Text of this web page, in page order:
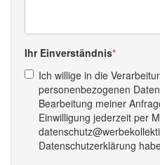
Ihr Einverständnis
Ich willige in die
personenbezogenen
Bearbeitung meiner
Einwilligung jederzeit per
Datenschutzerklärung